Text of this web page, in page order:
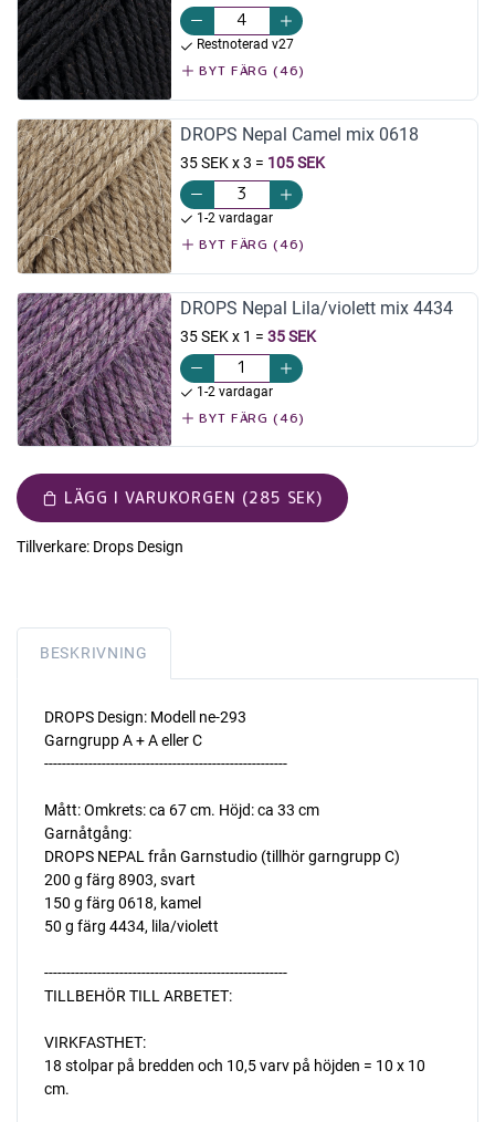
Restnoterad v27
BYT FÄRG (46)
DROPS Nepal Camel mix 0618
35 SEK x 3 = 105 SEK
1-2 vardagar
BYT FÄRG (46)
DROPS Nepal Lila/violett mix 4434
35 SEK x 1 = 35 SEK
1-2 vardagar
BYT FÄRG (46)
LÄGG I VARUKORGEN (285 SEK)
Tillverkare: Drops Design
BESKRIVNING
DROPS Design: Modell ne-293
Garngrupp A + A eller C
-------------------------------------------------------
Mått: Omkrets: ca 67 cm. Höjd: ca 33 cm
Garnåtgång:
DROPS NEPAL från Garnstudio (tillhör garngrupp C)
200 g färg 8903, svart
150 g färg 0618, kamel
50 g färg 4434, lila/violett
-------------------------------------------------------
TILLBEHÖR TILL ARBETET:
VIRKFASTHET:
18 stolpar på bredden och 10,5 varv på höjden = 10 x 10
cm.